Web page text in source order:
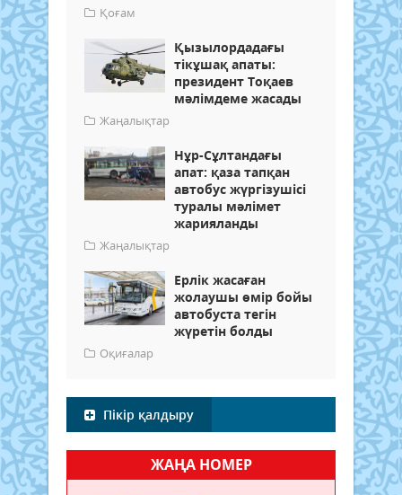
Қоғам
Қызылордадағы
тікұшақ апаты:
президент Тоқаев
мәлімдеме жасады
Жаңалықтар
Нұр-Сұлтандағы
апат: қаза тапқан
автобус жүргізушісі
туралы мәлімет
жарияланды
Жаңалықтар
Ерлік жасаған
жолаушы өмір бойы
автобуста тегін
жүретін болды
Оқиғалар
Пікір қалдыру
ЖАҢА НОМЕР